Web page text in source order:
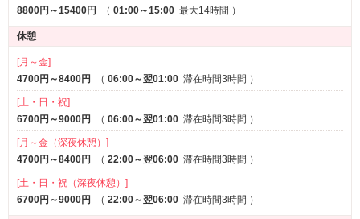
8800円～15400円
（ 01:00～15:00 最大14時間 ）
休憩
[月～金]
4700円～8400円
（ 06:00～翌01:00 滞在時間3時間 ）
[土・日・祝]
6700円～9000円
（ 06:00～翌01:00 滞在時間3時間 ）
[月～金（深夜休憩）]
4700円～8400円
（ 22:00～翌06:00 滞在時間3時間 ）
[土・日・祝（深夜休憩）]
6700円～9000円
（ 22:00～翌06:00 滞在時間3時間 ）